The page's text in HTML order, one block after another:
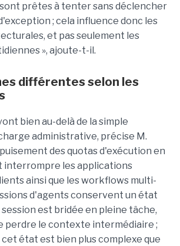
prêtes à tenter sans déclencher
; cela influence donc les
et pas seulement les
», ajoute-t-il.
différentes selon les
bien au-delà de la simple
administrative, précise M.
des quotas d'exécution en
interrompre les applications
ainsi que les workflows multi-
d'agents conservent un état
session est bridée en pleine tâche,
perdre le contexte intermédiaire ;
état est bien plus complexe que